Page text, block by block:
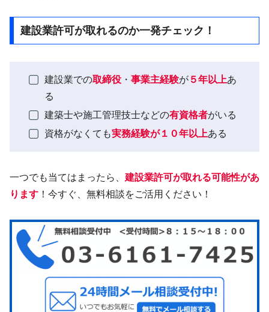
建設業許可が取れるのか一発チェック！
建設業での取締役・ 事業主経験が５年以上あ
る
建築士や施工管理技士などの有資格者がいる
資格がなくても実務経験が１０年以上ある
一つでも当てはまったら、 建設業許可が取れる可能性があ
ります ！今すぐ、無料相談をご活用ください！